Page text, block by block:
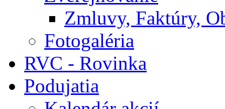
Zmluvy, Faktúry,
Fotogaléria
RVC - Rovinka
Podujatia